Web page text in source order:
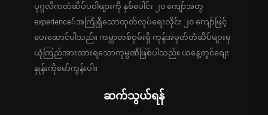
ပုဂ္ဂလိကတံဆိပ်ပဝါများကို နှစ်ပေါင်း ၂၀ ကျော်အတွ
experience်အကြုံရှိသောထုတ်လုပ်ရေးလိုင်း ၂၀ ကျော်ဖြင့်
ပေးဆောင်ပါသည်။ ကမ္ဘာတစ်ဝှမ်းရှိ ကုန်အမှတ်တံဆိပ်များမှ
ယုံကြည်အားထားရသောကုမ္ပဏီဖြစ်ပါသည်။ ယနေ့တွင်စျေး
နှုန်းကိုမော်ကွန်းပါ။
ဆက်သွယ်ရန်